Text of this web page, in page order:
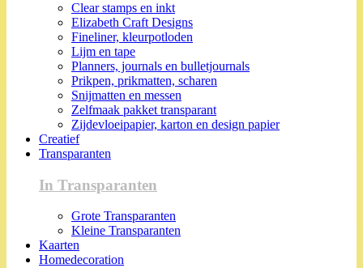
Clear stamps en inkt
Elizabeth Craft Designs
Fineliner, kleurpotloden
Lijm en tape
Planners, journals en bulletjournals
Prikpen, prikmatten, scharen
Snijmatten en messen
Zelfmaak pakket transparant
Zijdevloeipapier, karton en design papier
Creatief
Transparanten
In Transparanten
Grote Transparanten
Kleine Transparanten
Kaarten
Homedecoration